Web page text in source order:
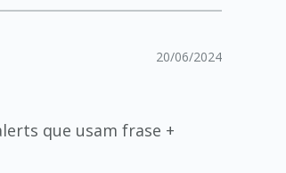
20/06/2024
que usam frase +